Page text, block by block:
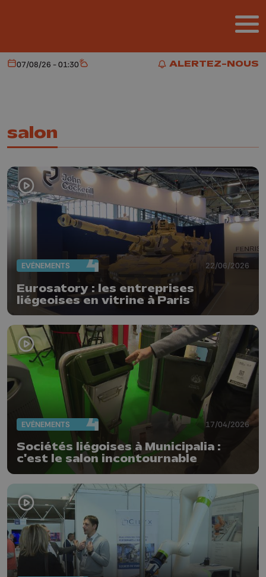
ALERTEZ-NOUS
ALERTEZ-NOUS
Aujourd'hui
07/08/26 - 01:30 Météo
salon
EVÈNEMENTS 22/06/2026
Eurosatory : les entreprises
liégeoises en vitrine à Paris
EVÈNEMENTS 17/04/2026
Sociétés liégoises à Municipalia :
c'est le salon incontournable